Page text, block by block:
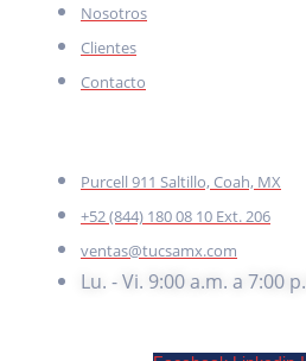
Nosotros
Clientes
Contacto
Purcell 911 Saltillo, Coah, MX
+52 (844) 180 08 10 Ext. 206
ventas@tucsamx.com
Lu. - Vi. 9:00 a.m. a 7:00